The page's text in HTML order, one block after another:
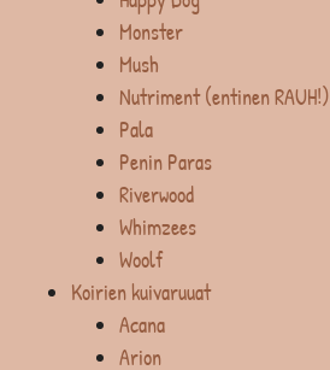
Monster
Mush
Nutriment (entinen RAUH!)
Pala
Penin Paras
Riverwood
Whimzees
Woolf
Koirien kuivaruuat
Acana
Arion